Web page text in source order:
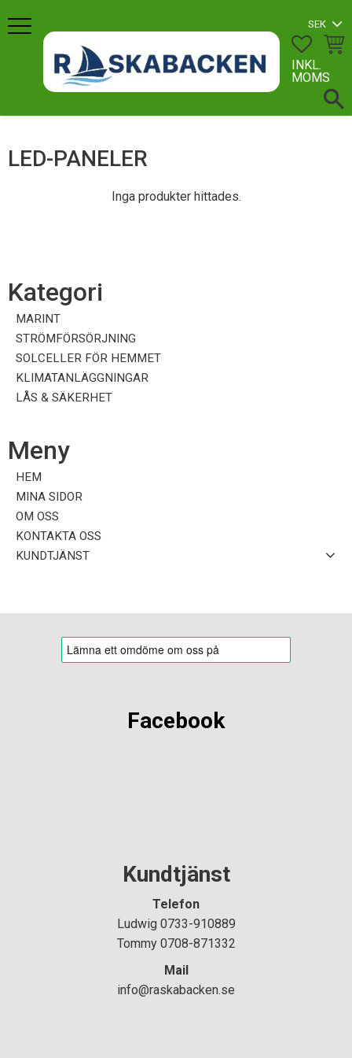
Meny
INKL.
MOMS
LED-PANELER
Inga produkter hittades.
Kategori
MARINT
STRÖMFÖRSÖRJNING
SOLCELLER FÖR HEMMET
KLIMATANLÄGGNINGAR
LÅS & SÄKERHET
Meny
HEM
MINA SIDOR
OM OSS
KONTAKTA OSS
KUNDTJÄNST
Facebook
Kundtjänst
Telefon
Ludwig 0733-910889
Tommy 0708-871332
Mail
info@raskabacken.se